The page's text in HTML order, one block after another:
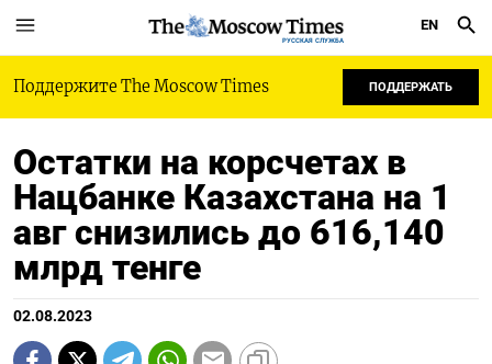
РУССКАЯ СЛУЖБА
EN
Поддержите The Moscow Times ПОДДЕРЖАТЬ
Остатки на корсчетах в
Нацбанке Казахстана на 1
авг снизились до 616,140
млрд тенге
02.08.2023